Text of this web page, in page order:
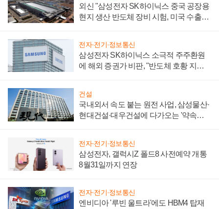
외신 "삼성전자 SK하이닉스 중국 공장용
현지 생산 반도체 장비 시험, 미국 수출통
전자·전기·정보통신
삼성전자 SK하이닉스 소극적 주주환원
에 해외 증권가 비판, "반도체 호황 지속
건설
국내외서 속도 붙는 원전 사업, 삼성물산·
현대건설·대우건설에 다가오는 '약속의
전자·전기·정보통신
삼성전자, 갤럭시Z 폴드8 사전예약 개통
8월31일까지 연장
전자·전기·정보통신
엔비디아 '루빈 울트라'에도 HBM4 탑재